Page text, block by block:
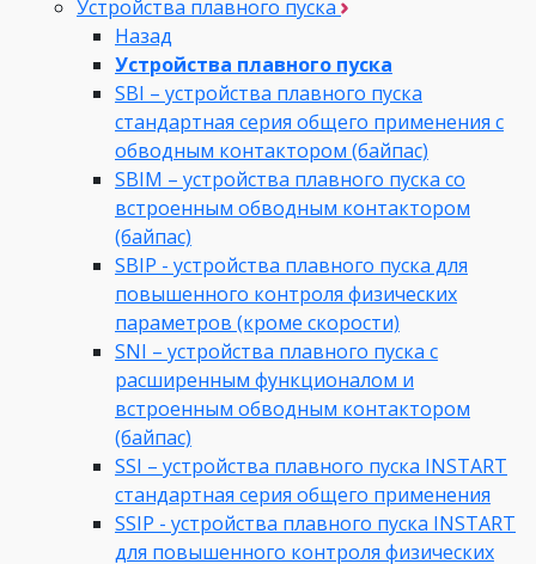
Устройства плавного пуска
Назад
Устройства плавного пуска
SBI – устройства плавного пуска
стандартная серия общего применения с
обводным контактором (байпас)
SBIM – устройства плавного пуска со
встроенным обводным контактором
(байпас)
SBIP - устройства плавного пуска для
повышенного контроля физических
параметров (кроме скорости)
SNI – устройства плавного пуска с
расширенным функционалом и
встроенным обводным контактором
(байпас)
SSI – устройства плавного пуска INSTART
стандартная серия общего применения
SSIP - устройства плавного пуска INSTART
для повышенного контроля физических